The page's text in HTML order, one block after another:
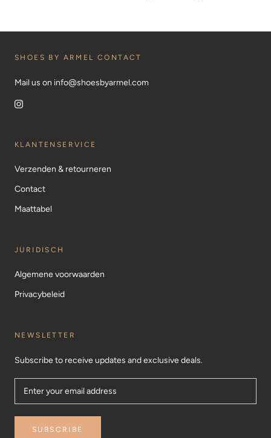
SHOES BY ARMEL CONTACT
Mail us on info@shoesbyarmel.com
KLANTENSERVICE
Verzenden & retourneren
Contact
Maattabel
JURIDISCH
Algemene voorwaarden
Privacybeleid
NEWSLETTER
Subscribe to receive updates and exclusive deals.
SUBSCRIBE